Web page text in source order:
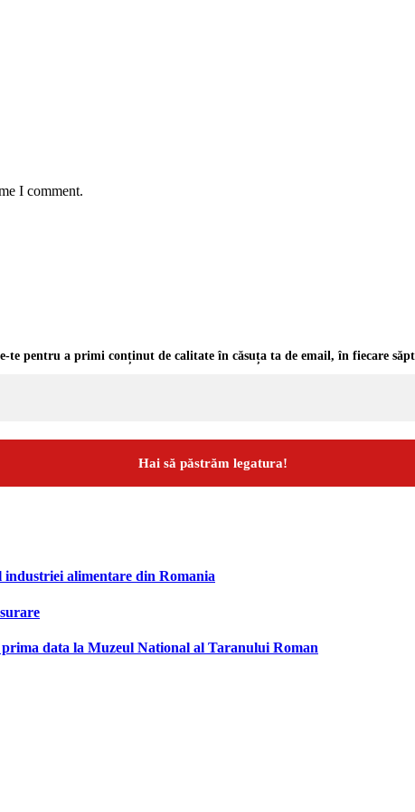
I comment.
te pentru a primi conținut de calitate în căsuța ta de email, în fiecare
alimentare din Romania
data la Muzeul National al Taranului Roman